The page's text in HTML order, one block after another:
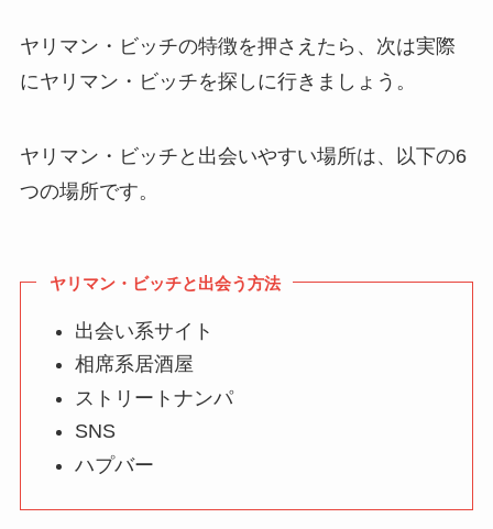
ヤリマン・ビッチの特徴を押さえたら、次は実際
にヤリマン・ビッチを探しに行きましょう。
ヤリマン・ビッチと出会いやすい場所は、以下の6
つの場所です。
ヤリマン・ビッチと出会う方法
出会い系サイト
相席系居酒屋
ストリートナンパ
SNS
ハプバー